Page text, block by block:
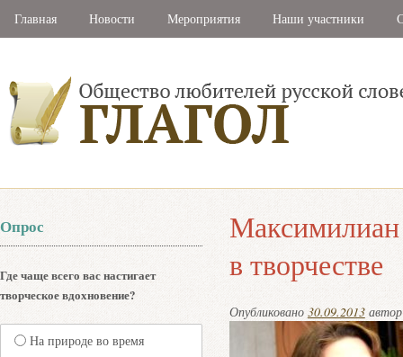
Главная Новости Мероприятия Наши участники
в творчестве
Опубликовано 30.09.2013
Опрос
Где чаще всего вас настигает
творческое вдохновение?
На природе во время